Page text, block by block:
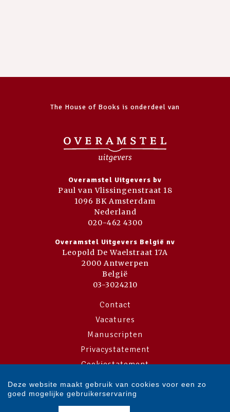
The House of Books is onderdeel van
Overamstel Uitgevers bv
Paul van Vlissingenstraat 18
1096 BK Amsterdam
Nederland
020-462 4300
Overamstel Uitgevers België nv
Leopold De Waelstraat 17A
2000 Antwerpen
België
03-3024210
Contact
Vacatures
Manuscripten
Privacystatement
Cookiestatement
Cookie-instellingen
Deze website maakt gebruik van cookies voor een zo
goed mogelijke gebruikerservaring